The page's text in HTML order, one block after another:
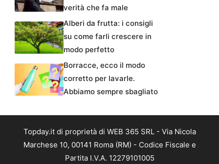
verità che fa male
Alberi da frutta: i consigli
su come farli crescere in
modo perfetto
Borracce, ecco il modo
corretto per lavarle.
Abbiamo sempre sbagliato
Topday.it di proprietà di WEB 365 SRL - Via Nicola
Marchese 10, 00141 Roma (RM) - Codice Fiscale e
Partita I.V.A. 12279101005